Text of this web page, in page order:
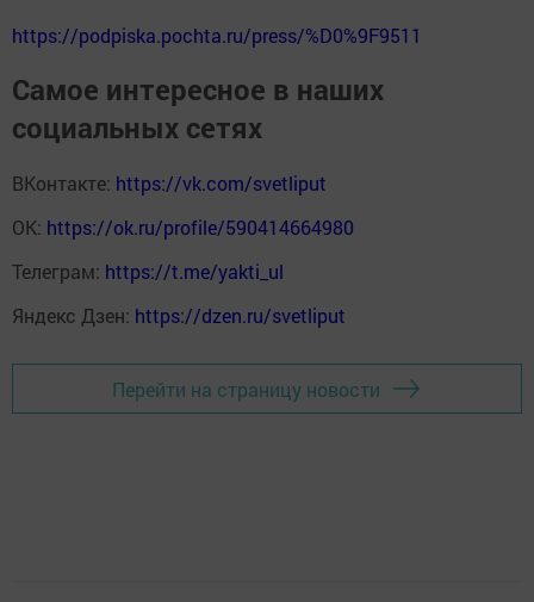
https://podpiska.pochta.ru/press/%D0%9F9511
Самое интересное в наших
социальных сетях
ВКонтакте: https://vk.com/svetliput
ОК: https://ok.ru/profile/590414664980
Телеграм: https://t.me/yakti_ul
Яндекс Дзен: https://dzen.ru/svetliput
Перейти на страницу новости